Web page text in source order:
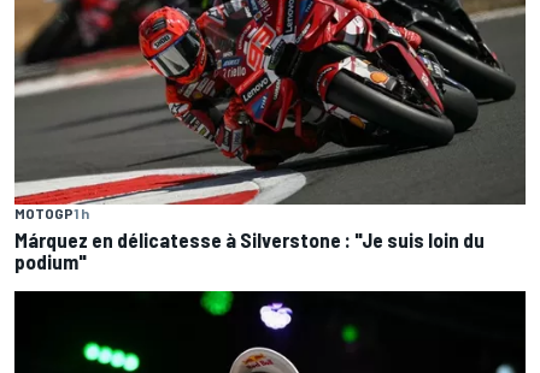
MOTOGP1 h
Márquez en délicatesse à Silverstone : "Je suis loin du
podium"